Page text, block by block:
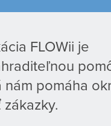
FLOWii je
nám pomáha